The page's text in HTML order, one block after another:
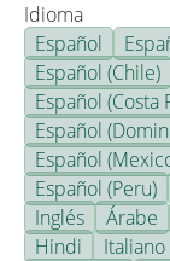
Idioma
Español
Español (Chile)
Español (Costa
Español
Español
Español (Peru)
Inglés
Árabe
Hindi
Italiano